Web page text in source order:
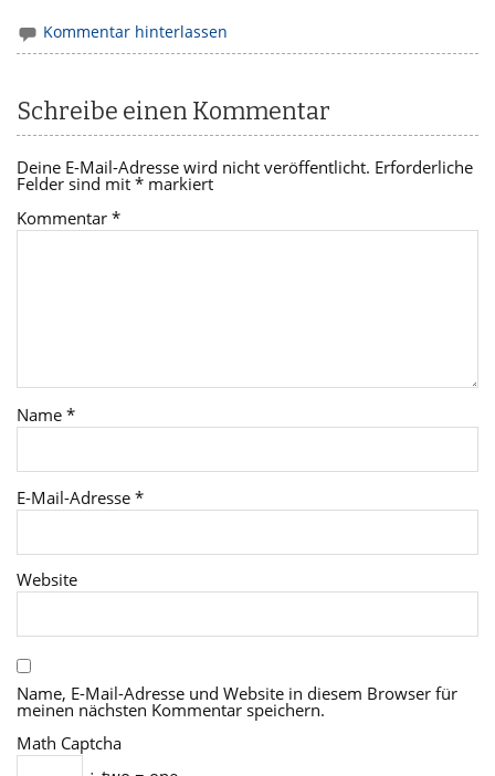
Kommentar hinterlassen
Schreibe einen Kommentar
Deine E-Mail-Adresse wird nicht veröffentlicht. Erforderliche
Felder sind mit* markiert
Kommentar*
Name*
E-Mail-Adresse*
Website
Name, E-Mail-Adresse und Website in diesem Browser für
meinen nächsten Kommentar speichern.
Math Captcha